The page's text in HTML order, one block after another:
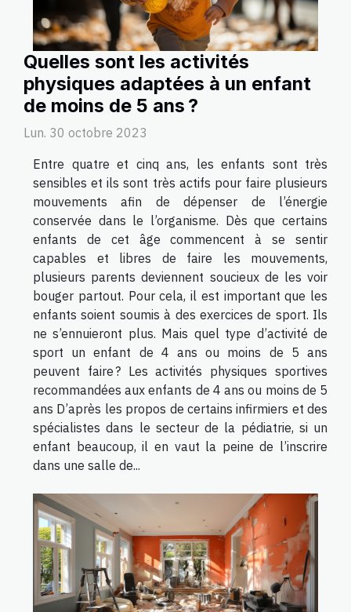
Quelles sont les activités
physiques adaptées à un enfant
de moins de 5 ans ?
Lun. 30 octobre 2023
Entre quatre et cinq ans, les enfants sont très
sensibles et ils sont très actifs pour faire plusieurs
mouvements afin de dépenser de l’énergie
conservée dans le l’organisme. Dès que certains
enfants de cet âge commencent à se sentir
capables et libres de faire les mouvements,
plusieurs parents deviennent soucieux de les voir
bouger partout. Pour cela, il est important que les
enfants soient soumis à des exercices de sport. Ils
ne s’ennuieront plus. Mais quel type d’activité de
sport un enfant de 4 ans ou moins de 5 ans
peuvent faire ? Les activités physiques sportives
recommandées aux enfants de 4 ans ou moins de 5
ans D’après les propos de certains infirmiers et des
spécialistes dans le secteur de la pédiatrie, si un
enfant beaucoup, il en vaut la peine de l’inscrire
dans une salle de...